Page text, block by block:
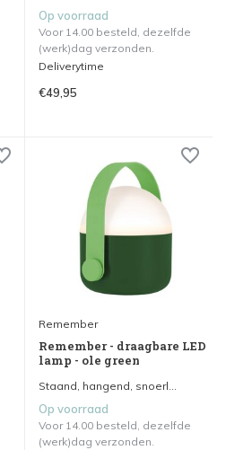
Op voorraad
Voor 14.00 besteld, dezelfde
(werk)dag verzonden.
Deliverytime
€49,95
Remember
Remember - draagbare LED
lamp - ole green
Staand, hangend, snoerl...
Op voorraad
Voor 14.00 besteld, dezelfde
(werk)dag verzonden.